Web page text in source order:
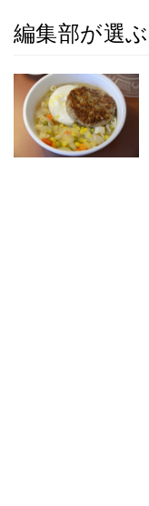
編集部が選